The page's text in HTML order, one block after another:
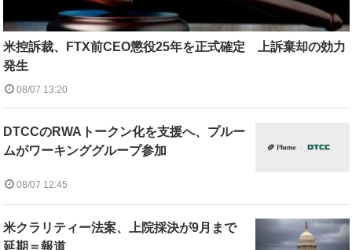
米控訴裁、FTX前CEO懲役25年を正式確定 上訴棄却の効力
発生
08/07 13:20
DTCCのRWAトークン化を支援へ、プルー
ムがワーキンググループ参加
08/07 12:45
米クラリティー法案、上院採決が9月まで
延期＝報道